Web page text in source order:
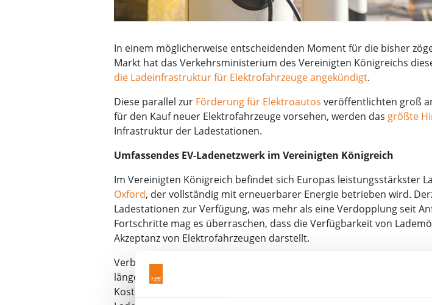
In einem möglicherweise entscheidenden Moment für die bisher
Markt hat das Verkehrsministerium des Vereinigten Königreichs
die Ladeinfrastruktur für Elektrofahrzeuge angekündigt.
Diese parallel zur Förderung für Elektroautos veröffentlichten groß
für den Kauf neuer Elektrofahrzeuge vorsehen, werden das größte
Infrastruktur der Ladestationen.
Umfassendes EV-Ladenetzwerk im Vereinigten Königreich
Im Vereinigten Königreich befindet sich Europas leistungsstärkster
Oxford, der vollständig mit erneuerbarer Energie betrieben wird.
Ladestationen zur Verfügung, was mehr als eine Verdopplung seit
Fortschritte mag es überraschen, dass die Verfügbarkeit von
Akzeptanz von Elektrofahrzeugen darstellt.
Verbraucher äußern Bedenken hinsichtlich der Abhängigkeit von
längere oder ländlichere Fahrten, und nennen als Gründe dafür
Kosten. Zuverlässigkeit ist für Ladestationen für Elektrofahrzeuge